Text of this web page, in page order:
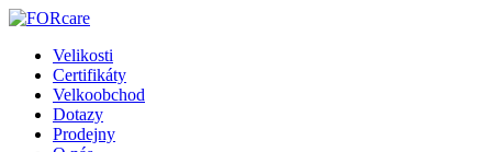
Velikosti
Certifikáty
Velkoobchod
Dotazy
Prodejny